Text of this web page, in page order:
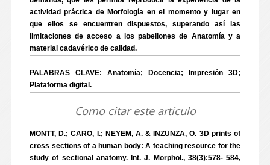
actividad práctica de Morfología en el momento y lugar en
que ellos se encuentren dispuestos, superando así las
limitaciones de acceso a los pabellones de Anatomía y a
material cadavérico de calidad.
PALABRAS CLAVE: Anatomía; Docencia; Impresión 3D;
Plataforma digital.
Como citar este artículo
MONTT, D.; CARO, I.; NEYEM, A. & INZUNZA, O. 3D prints of
cross sections of a human body: A teaching resource for the
study of sectional anatomy. Int. J. Morphol., 38(3):578- 584,